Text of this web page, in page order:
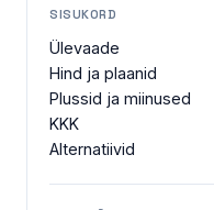
SISUKORD
Ülevaade
Hind ja plaanid
Plussid ja miinused
KKK
Alternatiivid